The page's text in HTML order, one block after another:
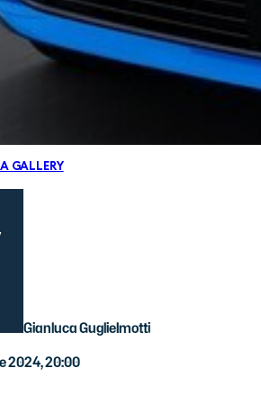
GALLERY
Gianluca Guglielmotti
2024, 20:00